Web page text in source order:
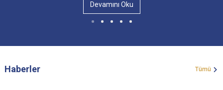
Devamını Oku
Haberler Tümü